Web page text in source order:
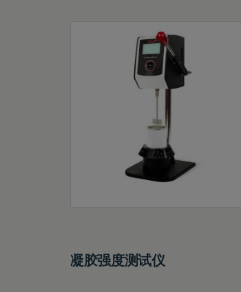
凝胶强度测试仪